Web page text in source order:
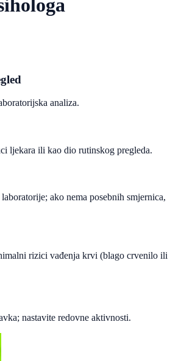
analiza.
ljekara ili kao dio rutinskog pregleda.
ako nema posebnih smjernica,
rizici vađenja krvi (blago crvenilo ili
nastavite redovne aktivnosti.